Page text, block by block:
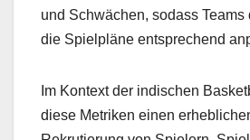
und Schwächen, sodass Teams
die Spielpläne entsprechend
Im Kontext der indischen
diese Metriken einen